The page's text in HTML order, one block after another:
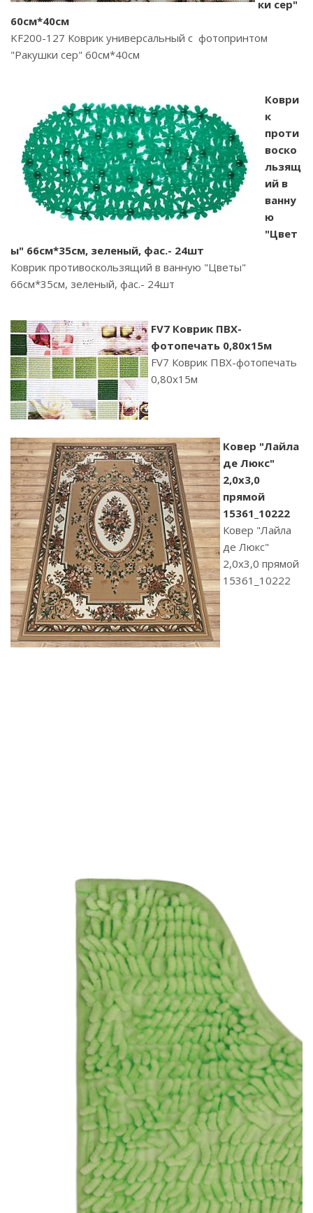
ки сер"
60см*40см
KF200-127 Коврик универсальный с фотопринтом
"Ракушки сер" 60см*40см
Коври
к
проти
воско
льзящ
ий в
ванну
ю
"Цвет
ы" 66см*35см, зеленый, фас.- 24шт
Коврик противоскользящий в ванную "Цветы"
66см*35см, зеленый, фас.- 24шт
FV7 Коврик ПВХ-
фотопечать 0,80х15м
FV7 Коврик ПВХ-фотопечать
0,80х15м
Ковер "Лайла
де Люкс"
2,0х3,0
прямой
15361_10222
Ковер "Лайла
де Люкс"
2,0х3,0 прямой
15361_10222